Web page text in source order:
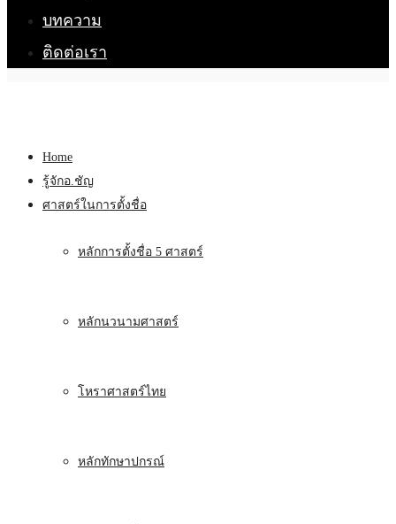
บทความ
ติดต่อเรา
Home
รู้จักอ.ชัญ
ศาสตร์ในการตั้งชื่อ
หลักการตั้งชื่อ 5 ศาสตร์
หลักนวนามศาสตร์
โหราศาสตร์ไทย
หลักทักษาปกรณ์